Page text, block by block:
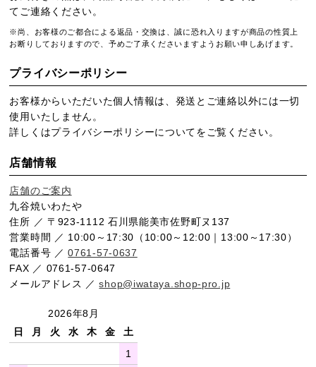
てご連絡ください。
※尚、お客様のご都合による返品・交換は、誠に恐れ入りますが商品の性質上
お断りしておりますので、予めご了承くださいますようお願い申しあげます。
プライバシーポリシー
お客様からいただいた個人情報は、発送とご連絡以外には一切
使用いたしません。
詳しくはプライバシーポリシーについてをご覧ください。
店舗情報
店舗のご案内
九谷焼いわたや
住所 ／ 〒923-1112 石川県能美市佐野町ヌ137
営業時間 ／ 10:00～17:30（10:00～12:00｜13:00～17:30）
電話番号 ／0761-57-0637
FAX ／ 0761-57-0647
メールアドレス ／shop@iwataya.shop-pro.jp
2026年8月
日
月 火 水 木 金
土
1